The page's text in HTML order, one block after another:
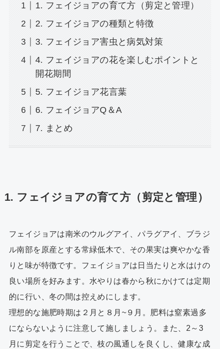
1. フェイジョアの育て方（剪定と管理）
2. フェイジョアの種類と特徴
3. フェイジョア害虫と病気対策
4. フェイジョアの花を楽しむポイントと
開花期間
5. フェイジョア花言葉
6. フェイジョアQ＆A
7. まとめ
1. フェイジョアの育て方（剪定と管理）
フェイジョアは南米のウルグアイ、パラグアイ、ブラジ
ル南部を原産とする常緑低木で、その果実は爽やかな香
りと味が特徴です。フェイジョアは日当たりと水はけの
良い場所を好みます。水やりは春から秋にかけては定期
的に行い、冬の間は控えめにします。
理想的な施肥時期は２月と８月~９月。肥料は窒素過多
にならないように注意して施しましょう。また、2～3
月に剪定を行うことで、枝の風通しを良くし、健康な成